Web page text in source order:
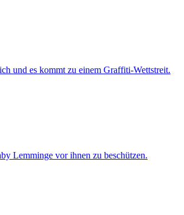
und es kommt zu einem Graffiti-Wettstreit.
Lemminge vor ihnen zu beschützen.